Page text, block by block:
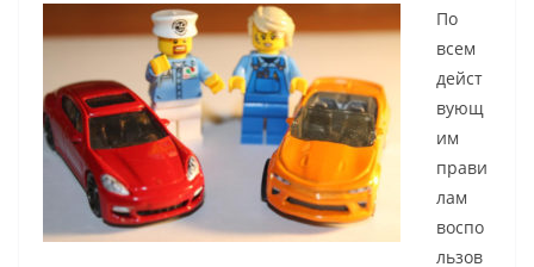
По
всем
дейст
вующ
им
прави
лам
воспо
льзов